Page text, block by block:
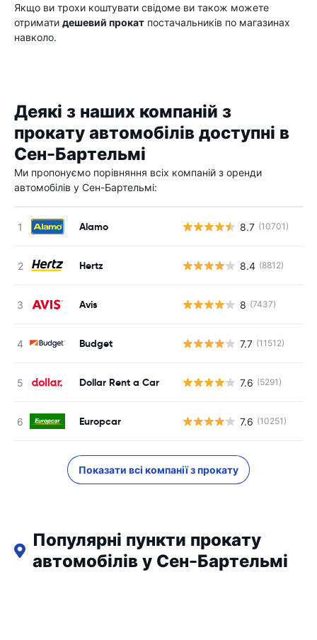
Якщо ви трохи коштувати свідоме ви також можете
отримати дешевий прокат постачальників по магазинах
навколо.
Деякі з наших компаній з
прокату автомобілів доступні в
Сен-Бартельмі
Ми пропонуємо порівняння всіх компаній з оренди
автомобілів у Сен-Бартельмі:
Alamo 8.7 (10701)
Hertz 8.4 (8812)
Avis 8 (7437)
Budget 7.7 (11512)
Dollar Rent a Car 7.6 (5291)
Europcar 7.6 (10251)
Показати всі компанії з прокату
Популярні пункти прокату
автомобілів у Сен-Бартельмі